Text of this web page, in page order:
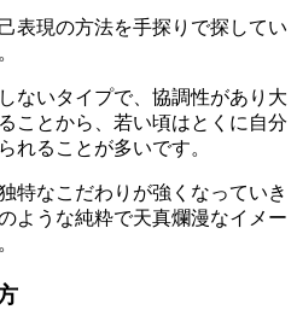
表現の方法を手探りで探してい
ないタイプで、協調性があり大
ことから、若い頃はとくに自分
れることが多いです。
特なこだわりが強くなっていき
ような純粋で天真爛漫なイメー